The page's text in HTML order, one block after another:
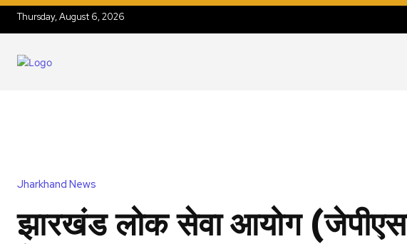
Thursday, August 6, 2026
Jharkhand News
झारखंड लोक सेवा आयोग